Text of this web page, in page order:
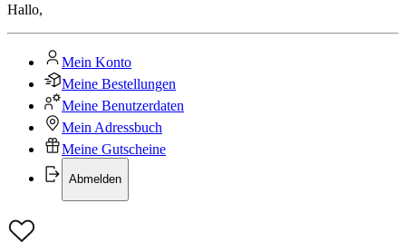
Hallo,
Mein Konto
Meine Bestellungen
Meine Benutzerdaten
Mein Adressbuch
Meine Gutscheine
Abmelden